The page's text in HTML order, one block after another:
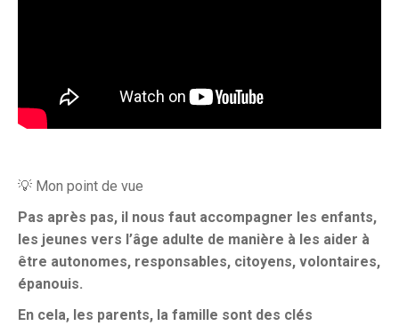
💡 Mon point de vue
Pas après pas, il nous faut accompagner les enfants,
les jeunes vers l’âge adulte de manière à les aider à
être autonomes, responsables, citoyens, volontaires,
épanouis.
En cela, les parents, la famille sont des clés